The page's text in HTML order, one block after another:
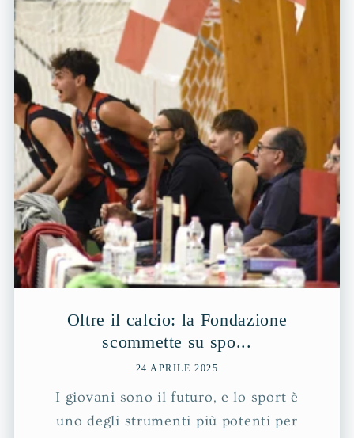
Oltre il calcio: la Fondazione
scommette su spo...
24 APRILE 2025
I giovani sono il futuro, e lo sport è
uno degli strumenti più potenti per